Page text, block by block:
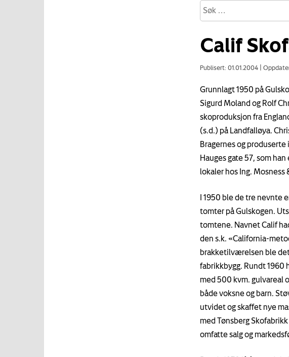
Calif
Publisert: 01.01.2004
Grunnlagt 1950 på
Sigurd Moland og Rolf
skoproduksjon fra
(s.d.) på Landfalløya.
Bragernes og
Hauges gate 57, som
lokaler hos Ing. Mosness
I 1950 ble de tre nevnte
tomter på Gulskogen.
tomtene. Navnet Calif
den s.k. «California-
brakketilværelsen ble
fabrikkbygg. Rundt 1960
med 500 kvm. gulvareal
både voksne og barn.
utvidet og skaffet nye
med Tønsberg
omfatte salg og